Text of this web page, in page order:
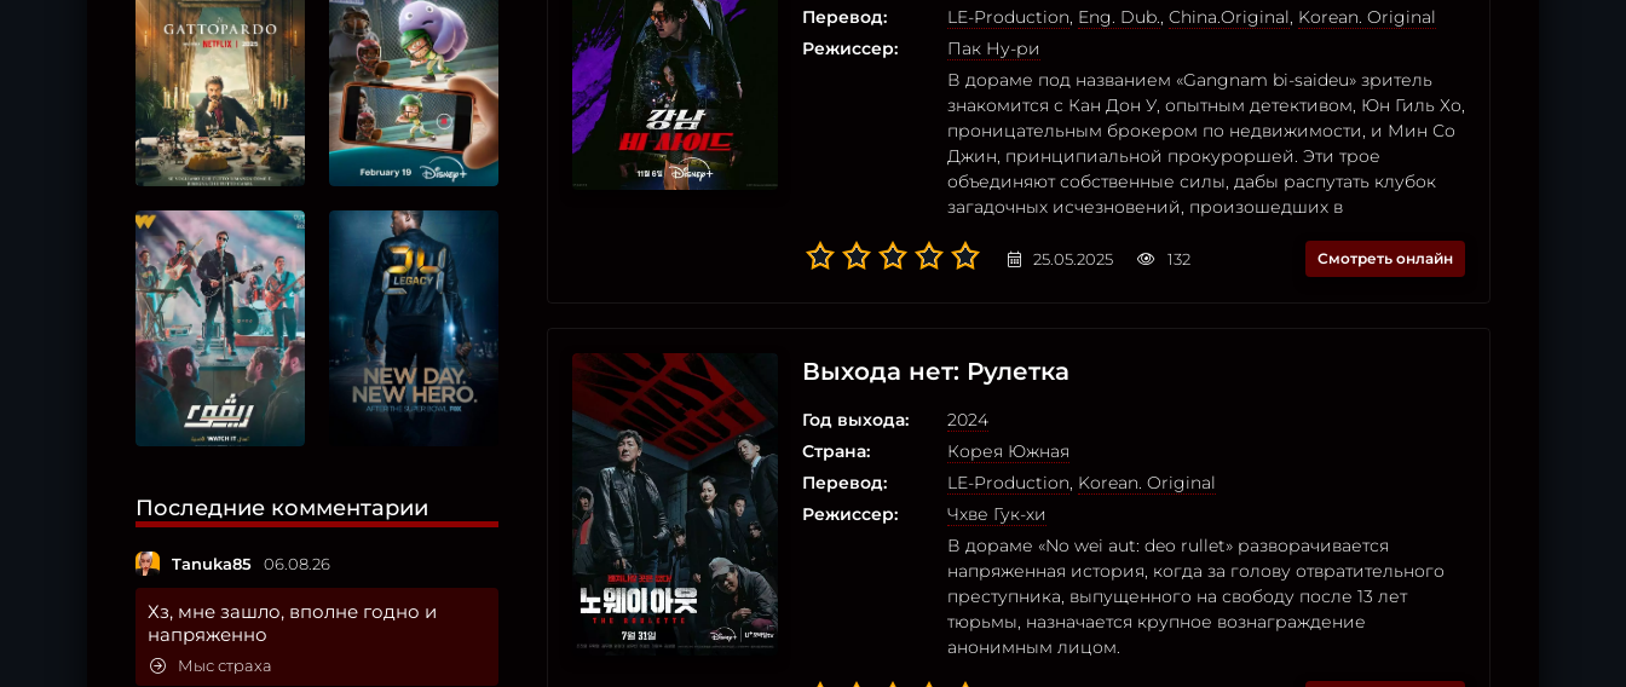
Последние комментарии
Tanuka85 06.08.26
Хз, мне зашло, вполне годно и
напряженно
Мыс страха
Перевод:
LE-Production, Eng. Dub., China.Original, Korean. Original
Режиссер:
Пак Ну-ри
В дораме под названием «Gangnam bi-saideu» зритель
знакомится с Кан Дон У, опытным детективом, Юн Гиль Хо,
проницательным брокером по недвижимости, и Мин Со
Джин, принципиальной прокуроршей. Эти трое
объединяют собственные силы, дабы распутать клубок
загадочных исчезновений, произошедших в
25.05.2025 132 Смотреть онлайн
Выхода нет: Рулетка
Год выхода:
2024
Страна:
Корея Южная
Перевод:
LE-Production, Korean. Original
Режиссер:
Чхве Гук-хи
В дораме «No wei aut: deo rullet» разворачивается
напряженная история, когда за голову отвратительного
преступника, выпущенного на свободу после 13 лет
тюрьмы, назначается крупное вознаграждение
анонимным лицом.